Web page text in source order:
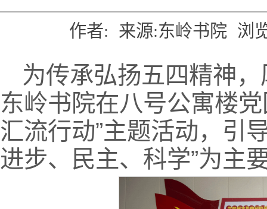
作者: 来源:东岭书院 浏
为传承弘扬五四精神
东岭书院在八号公寓楼
汇流行动”主题活动，引
进步、民主、科学”为主